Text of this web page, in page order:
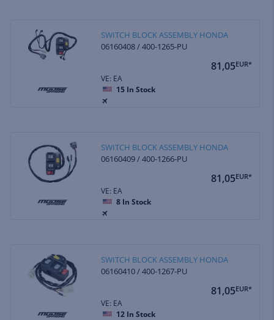
SWITCH BLOCK ASSEMBLY HONDA
06160408 / 400-1265-PU
81,05EUR*
VE: EA
15 In Stock
SWITCH BLOCK ASSEMBLY HONDA
06160409 / 400-1266-PU
81,05EUR*
VE: EA
8 In Stock
SWITCH BLOCK ASSEMBLY HONDA
06160410 / 400-1267-PU
81,05EUR*
VE: EA
12 In Stock